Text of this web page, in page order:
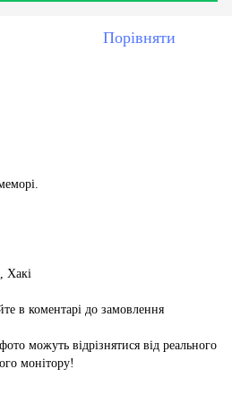
Порівняти
Хакі
в коментарі до замовлення
можуть відрізнятися від реального
монітору!